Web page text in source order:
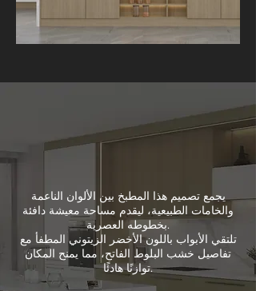
يجمع تصميم هذا المطبخ بين الألوان الناعمة
والخامات الطبيعية، ليقدم مساحة معيشة دافئة
بخطوطه العصرية.
تلتقي الأبواب باللون الأخضر الزيتوني المطفأ مع
تفاصيل خشب البلوط الفاتح، مما يمنح المكان
توازنًا هادئًا.